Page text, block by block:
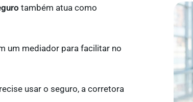
também atua como
um mediador para facilitar no
usar o seguro, a corretora